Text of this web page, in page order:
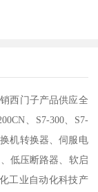
门子产品供应全
、S7-300、S7-
换机转换器、伺服电
低压断路器、软启
工业自动化科技产